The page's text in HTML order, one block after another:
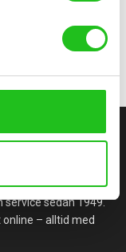
service sedan 1949.
– alltid med